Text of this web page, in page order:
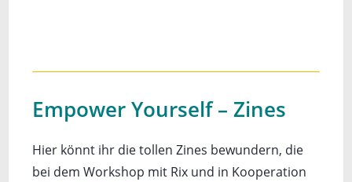
Empower Yourself – Zines
Hier könnt ihr die tollen Zines bewundern, die
bei dem Workshop mit Rix und in Kooperation